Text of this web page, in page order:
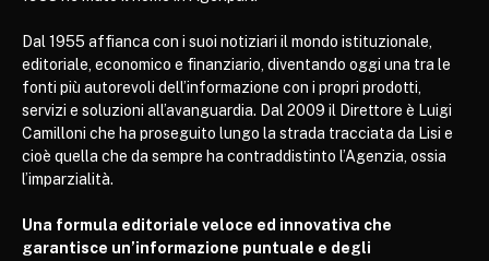
Dal 1955 affianca con i suoi notiziari il mondo istituzionale,
editoriale, economico e finanziario, diventando oggi una tra le
fonti più autorevoli dell’informazione con i propri prodotti,
servizi e soluzioni all’avanguardia. Dal 2009 il Direttore è Luigi
Camilloni che ha proseguito lungo la strada tracciata da Lisi e
cioè quella che da sempre ha contraddistinto l’Agenzia, ossia
l’imparzialità.
Una formula editoriale veloce ed innovativa che
garantisce un’informazione puntuale e degli